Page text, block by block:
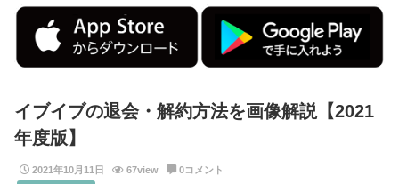
イブイブの退会・解約方法を画像解説【2021
年度版】
2021年10月11日 67view 0コメント